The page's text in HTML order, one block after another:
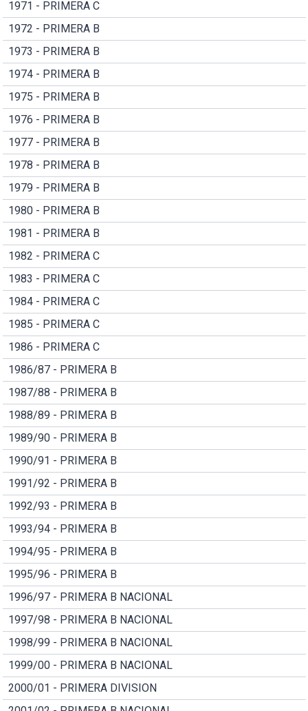
1971 - PRIMERA C
1972 - PRIMERA B
1973 - PRIMERA B
1974 - PRIMERA B
1975 - PRIMERA B
1976 - PRIMERA B
1977 - PRIMERA B
1978 - PRIMERA B
1979 - PRIMERA B
1980 - PRIMERA B
1981 - PRIMERA B
1982 - PRIMERA C
1983 - PRIMERA C
1984 - PRIMERA C
1985 - PRIMERA C
1986 - PRIMERA C
1986/87 - PRIMERA B
1987/88 - PRIMERA B
1988/89 - PRIMERA B
1989/90 - PRIMERA B
1990/91 - PRIMERA B
1991/92 - PRIMERA B
1992/93 - PRIMERA B
1993/94 - PRIMERA B
1994/95 - PRIMERA B
1995/96 - PRIMERA B
1996/97 - PRIMERA B NACIONAL
1997/98 - PRIMERA B NACIONAL
1998/99 - PRIMERA B NACIONAL
1999/00 - PRIMERA B NACIONAL
2000/01 - PRIMERA DIVISION